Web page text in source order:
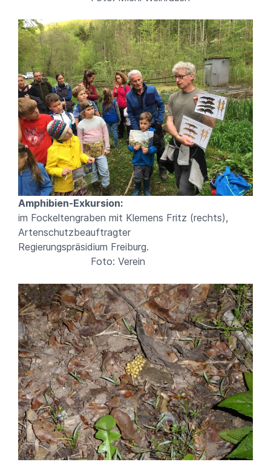
Amphibien-Exkursion:
im Fockeltengraben mit Klemens Fritz (rechts),
Artenschutzbeauftragter
Regierungspräsidium Freiburg.
Foto: Verein